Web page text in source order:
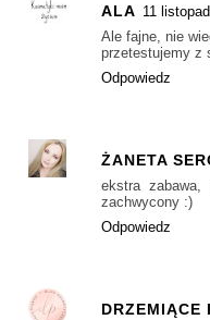
ALA 11
Ale fajne, nie
przetestujemy z
Odpowiedz
ŻANETA
ekstra zabawa,
zachwycony :)
Odpowiedz
DRZEMIĄCE